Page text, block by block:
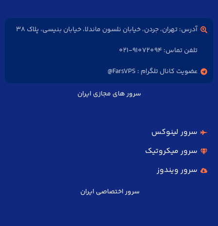
آدرس: تهران، جردن، خیابان نلسون ماندلا، خیابان بنیسی، پلاک 38
تلفن تماس: 91072094-021
عضویت کانال تلگرام : FarsVPS@
سرور های مجازی ایران
سرور لینوکس
سرور میکروتیک
سرور ویندوز
سرور اختصاصی ایران